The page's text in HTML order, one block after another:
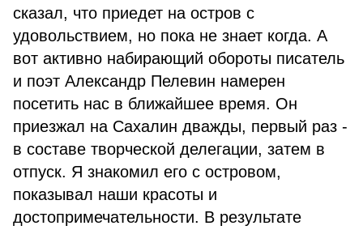
сказал, что приедет на остров с
удовольствием, но пока не знает когда. А
вот активно набирающий обороты писатель
и поэт Александр Пелевин намерен
посетить нас в ближайшее время. Он
приезжал на Сахалин дважды, первый раз -
в составе творческой делегации, затем в
отпуск. Я знакомил его с островом,
показывал наши красоты и
достопримечательности. В результате